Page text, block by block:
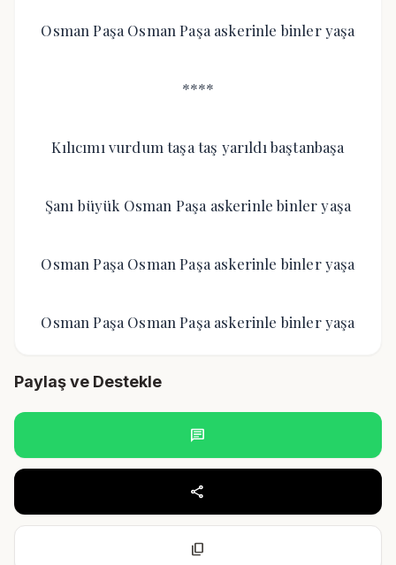
Osman Paşa Osman Paşa askerinle binler yaşa
****
Kılıcımı vurdum taşa taş yarıldı baştanbaşa
Şanı büyük Osman Paşa askerinle binler yaşa
Osman Paşa Osman Paşa askerinle binler yaşa
Osman Paşa Osman Paşa askerinle binler yaşa
Paylaş ve Destekle
chat
share
content_copy